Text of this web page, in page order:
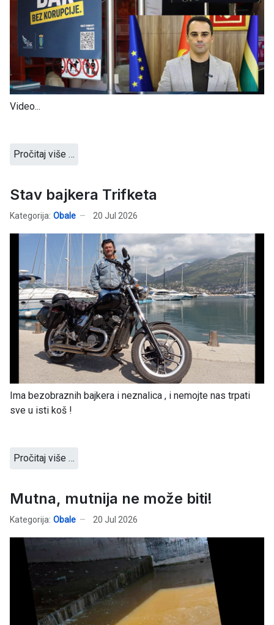
Video...
Pročitaj više …
Stav bajkera Trifketa
Kategorija: Obale 20 Jul 2026
Ima bezobraznih bajkera i neznalica , i nemojte nas trpati
sve u isti koš !
Pročitaj više …
Mutna, mutnija ne može biti!
Kategorija: Obale 20 Jul 2026